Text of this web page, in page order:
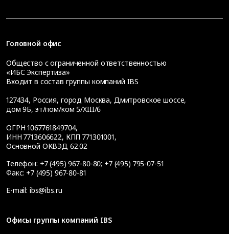
Головной офис
Общество с ограниченной ответственностью
«ИБС Экспертиза»
Входит в состав группы компаний IBS
127434, Россия, город Москва, Дмитровское шоссе,
дом 9Б, эт/пом/ком 5/XIII/6
ОГРН 1067761849704,
ИНН 7713606622, КПП 771301001,
Основной ОКВЭД 62.02
Телефон: +7 (495) 967-80-80; +7 (495) 795-07-51
Факс: +7 (495) 967-80-81
E-mail: ibs@ibs.ru
Офисы группы компаний IBS